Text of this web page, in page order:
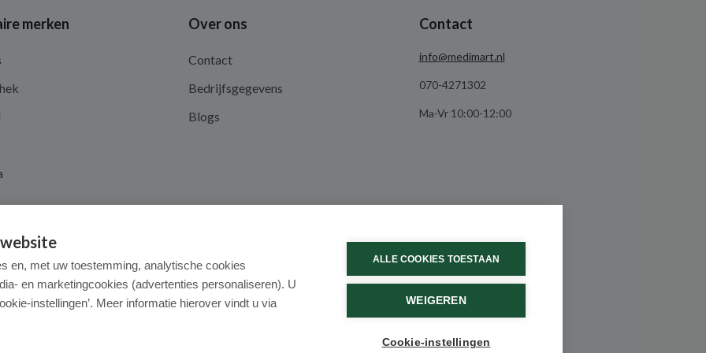
merken Over ons
Contact
Bedrijfsgegevens
Blogs
Contact
info@medimart.nl
070-4271302
Ma-Vr 10:00-12:00
en, met uw toestemming, analytische cookies
en marketingcookies (advertenties personaliseren). U
instellingen’. Meer informatie hierover vindt u via
ALLE COOKIES TOESTAAN
WEIGEREN
Cookie-instellingen